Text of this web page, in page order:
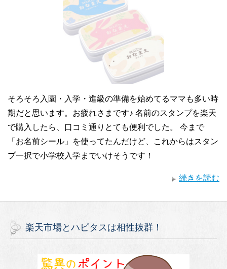
そろそろ入園・入学・進級の準備を始めてるママも多い時
期だと思います。お疲れさまです♪ 名前のスタンプを楽天
で購入したら、口コミ通りとても便利でした。 今まで
「お名前シール」を使ってたんだけど、これからはスタン
プ一択で小学校入学までいけそうです！
続きを読む
楽天市場とハピタスは相性抜群！